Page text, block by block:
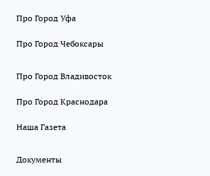
Про Город Уфа
Про Город Чебоксары
Про Город Владивосток
Про Город Краснодара
Наша Газета
Документы